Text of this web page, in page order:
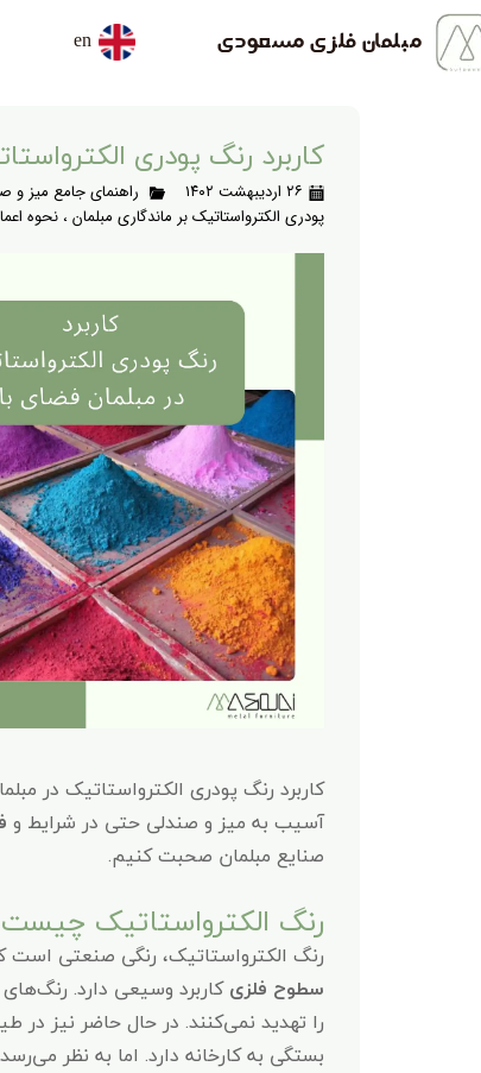
مبلمان فلزی مسعودی en
کاربرد رنگ پودری
۲۶ اردیبهشت ۱۴۰۲ راهنمای جامع میز و
پودری الکترواستاتیک بر ماندگاری مبلمان، نحوه
کاربرد رنگ پودری الکترواستاتیک در
آسیب به میز و صندلی حتی در شرایط و
صنایع مبلمان صحبت کنیم.
رنگ الکترواستاتیک
رنگ الکترواستاتیک، رنگی صنعتی
سطوح فلزیکاربرد وسیعی دارد.
را تهدید نمی‌کنند. در حال حاضر نیز در
بستگی به کارخانه‌ دارد. اما به نظر